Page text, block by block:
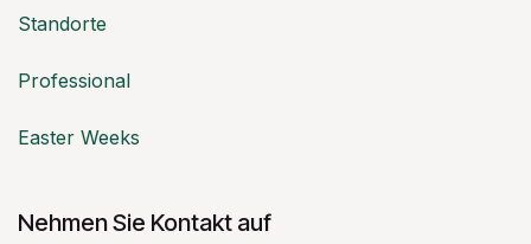
Standorte
Professional
Easter Weeks
Nehmen Sie Kontakt auf